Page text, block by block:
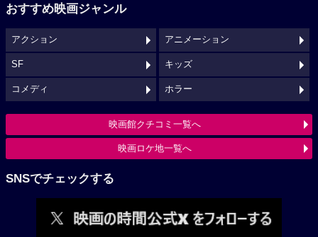
おすすめ映画ジャンル
アクション アニメーション
SF キッズ
コメディ ホラー
映画館クチコミ一覧へ
映画ロケ地一覧へ
SNSでチェックする